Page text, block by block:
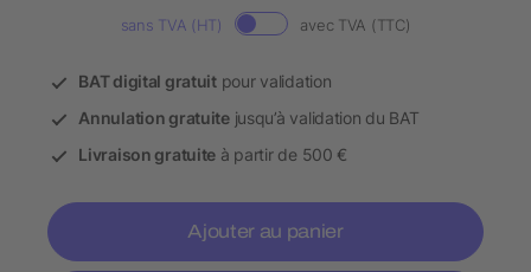
sans TVA (HT) avec TVA (TTC)
BAT digital gratuitpour validation
Annulation gratuitejusqu’à validation du BAT
Livraison gratuite à partir de 500 €
Ajouter au panier